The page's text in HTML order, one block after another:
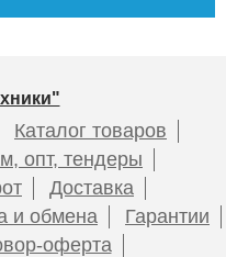
Подробнее
Подробнее
Подробнее
Каталог товаров
опт, тендеры
Доставка
и обмена
Гарантии
оферта